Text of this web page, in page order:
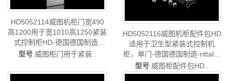
HD5052114威图机柜门宽490
高1200用于宽1010高1250紧装
式控制柜HD-德国德国制造-
rittal威图柜威图电柜威图控制
件威图售后HD5052.114
型号:威图柜门用于紧装..
HD5052116威图机柜配件包HD
适用于卫生型紧装式控制机
柜，单门-德国德国制造-rittal威
图柜威图电柜威图控制机柜威
图配电柜威图PDU威图配件威
型号:威图柜配件包HD..